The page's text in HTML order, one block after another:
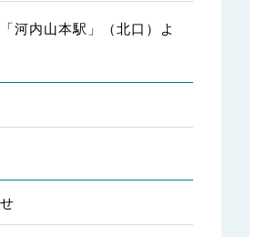
河内山本駅」（北口）よ